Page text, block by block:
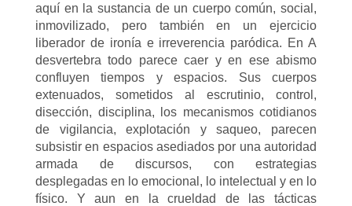
aquí en la sustancia de un cuerpo común, social,
inmovilizado, pero también en un ejercicio
liberador de ironía e irreverencia paródica. En A
desvertebra todo parece caer y en ese abismo
confluyen tiempos y espacios. Sus cuerpos
extenuados, sometidos al escrutinio, control,
disección, disciplina, los mecanismos cotidianos
de vigilancia, explotación y saqueo, parecen
subsistir en espacios asediados por una autoridad
armada de discursos, con estrategias
desplegadas en lo emocional, lo intelectual y en lo
físico. Y aun en la crueldad de las tácticas